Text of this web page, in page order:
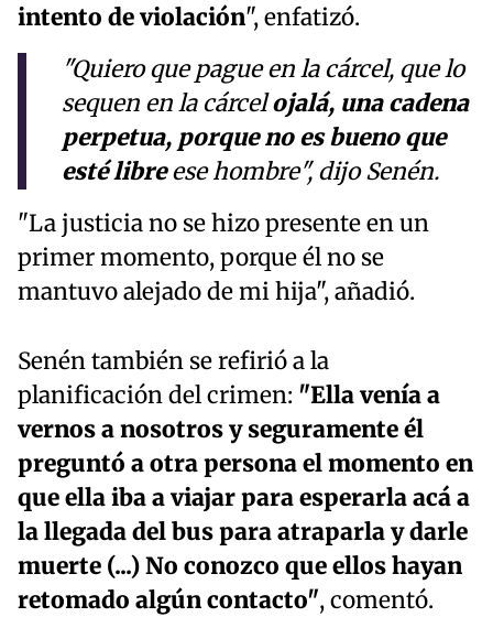
intento de violación", enfatizó.
"Quiero que pague en la cárcel, que lo
sequen en la cárcelojalá, una cadena
perpetua, porque no es bueno que
esté libreese hombre", dijo Senén.
"La justicia no se hizo presente en un
primer momento, porque él no se
mantuvo alejado de mi hija", añadió.
Senén también se refirió a la
planificación del crimen: "Ella venía a
vernos a nosotros y seguramente él
preguntó a otra persona el momento en
que ella iba a viajar para esperarla acá a
la llegada del bus para atraparla y darle
muerte (...) No conozco que ellos hayan
retomado algún contacto", comentó.